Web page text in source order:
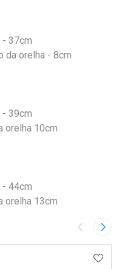
37cm
da orelha - 8cm
39cm
orelha 10cm
44cm
orelha 13cm
Imagem
AOS FAVORITOS